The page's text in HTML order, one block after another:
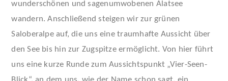
wunderschönen und sagenumwobenen Alatsee
wandern. Anschließend steigen wir zur grünen
Saloberalpe auf, die uns eine traumhafte Aussicht über
den See bis hin zur Zugspitze ermöglicht. Von hier führt
uns eine kurze Runde zum Aussichtspunkt „Vier-Seen-